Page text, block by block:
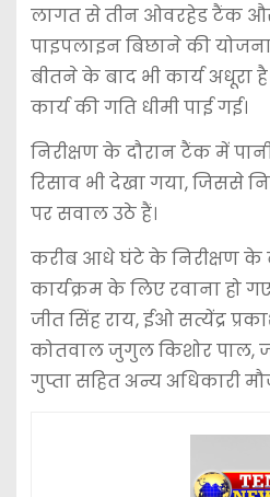
लागत से तीन ओवरहेड टैंक
पाइपलाइन बिछाने की
बीतने के बाद भी कार्य अधूरा
कार्य की गति धीमी पाई गई।
निरीक्षण के दौरान टैंक में
रिसाव भी देखा गया, जिससे
पर सवाल उठे हैं।
करीब आधे घंटे के निरीक्षण के
कार्यक्रम के लिए रवाना हो
जीत सिंह राय, ईओ सत्येंद्र
कोतवाल जुगुल किशोर पाल,
गुप्ता सहित अन्य अधिकारी